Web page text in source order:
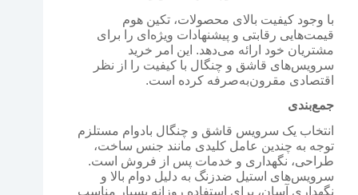
با وجود کیفیت بالای محصولات، تکین هوم
قیمت‌هایی رقابتی و پیشنهادات ویژه‌ای را برای
مشتریان خود ارائه می‌دهد. این امر خرید
سرویس‌های قاشق و چنگال با کیفیت را از نظر
اقتصادی مقرون‌به‌صرفه کرده است.
جمع‌بندی
انتخاب یک سرویس قاشق و چنگال بادوام مستلزم
توجه به چندین عامل کلیدی مانند جنس ساخت،
طراحی، نگهداری و خدمات پس از فروش است.
سرویس‌های استیل ضدزنگ به دلیل دوام بالا و
نگهداری آسان، برای استفاده روزانه بسیار مناسب